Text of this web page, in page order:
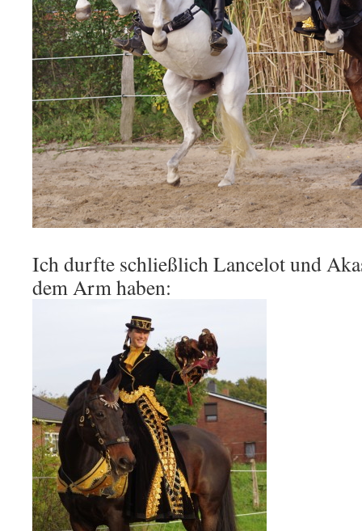
Ich durfte schließlich Lancelot und
dem Arm haben: